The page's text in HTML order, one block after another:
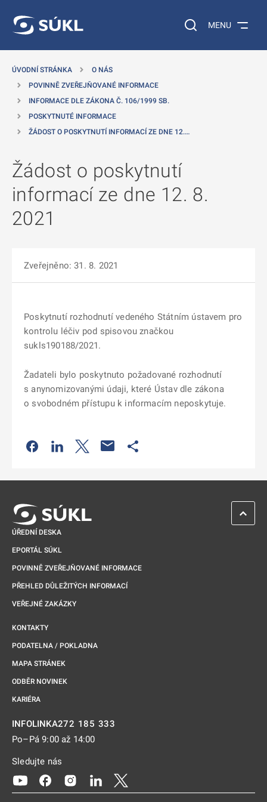
Vyhledávání na
MENU
ÚVODNÍ STRÁNKA
O NÁS
POVINNĚ ZVEŘEJŇOVANÉ INFORMACE
INFORMACE DLE ZÁKONA Č. 106/1999 SB.
POSKYTNUTÉ INFORMACE
ŽÁDOST O POSKYTNUTÍ INFORMACÍ ZE DNE 12.…
Žádost o poskytnutí
informací ze dne 12. 8.
2021
Zveřejněno: 31. 8. 2021
Poskytnutí rozhodnutí vedeného Státním ústavem pro
kontrolu léčiv pod spisovou značkou
sukls190188/2021.
Žadateli bylo poskytnuto požadované rozhodnutí
s anynomizovanými údaji, které Ústav dle zákona
o svobodném přístupu k informacím neposkytuje.
Odkaz se otevře na nové kartě
Odkaz se otevře na nové kartě
Odkaz se otevře na nové kartě
ÚŘEDNÍ DESKA
EPORTÁL SÚKL
POVINNĚ ZVEŘEJŇOVANÉ INFORMACE
PŘEHLED DŮLEŽITÝCH INFORMACÍ
VEŘEJNÉ ZAKÁZKY
KONTAKTY
PODATELNA / POKLADNA
MAPA STRÁNEK
ODBĚR NOVINEK
KARIÉRA
INFOLINKA272 185 333
Po–Pá 9:00 až 14:00
Sledujte nás
Odkaz se otevře na nové kartě
Odkaz se otevře na nové kartě
Odkaz se otevře na nové kartě
Odkaz se otevře na nové kartě
ZPĚT